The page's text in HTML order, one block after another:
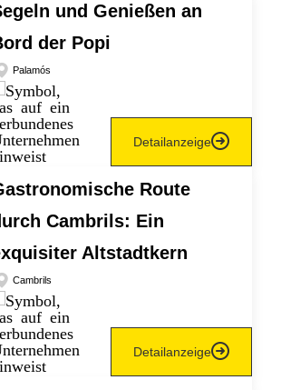
und Genießen an
der Popi
Palamós
Detailanzeige
Route
Cambrils: Ein
Altstadtkern
Cambrils
Detailanzeige